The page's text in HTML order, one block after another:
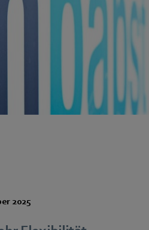
2025